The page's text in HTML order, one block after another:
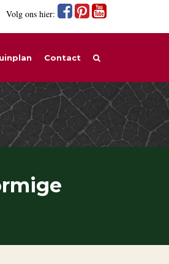
Volg ons hier:
Contact